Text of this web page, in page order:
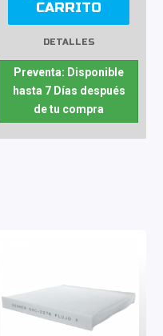
CARRITO
DETALLES
Preventa: Disponible
hasta 7 Días después
de tu compra